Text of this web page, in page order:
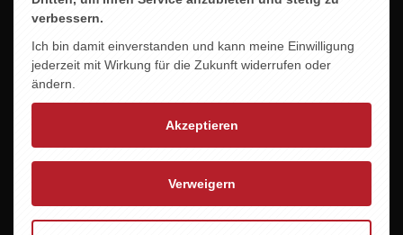
verbessern.
Ich bin damit einverstanden und kann meine Einwilligung
jederzeit mit Wirkung für die Zukunft widerrufen oder
ändern.
Akzeptieren
Verweigern